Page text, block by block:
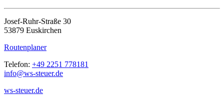
Josef-Ruhr-Straße 30
53879 Euskirchen
Routenplaner
Telefon: +49 2251 778181
info@ws-steuer.de
ws-steuer.de